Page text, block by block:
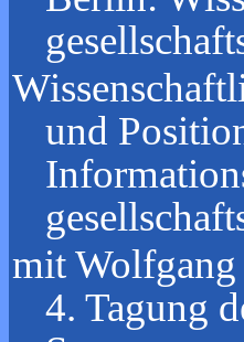
und
mit
4. Tagung